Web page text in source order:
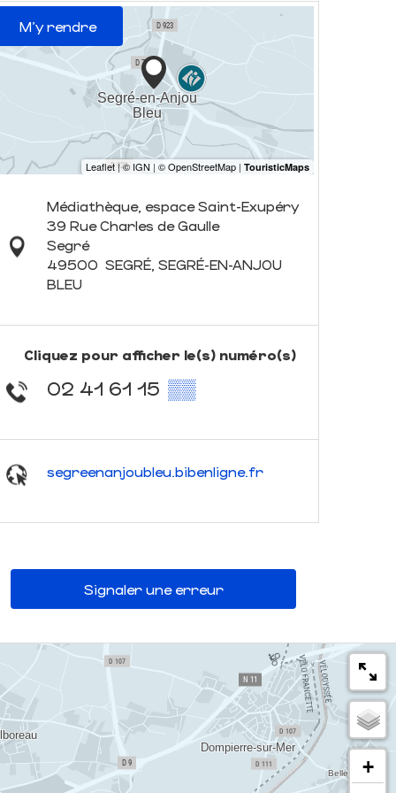
M'y rendre
Médiathèque, espace Saint-Exupéry
39 Rue Charles de Gaulle
Segré
49500 SEGRÉ, SEGRÉ-EN-ANJOU
BLEU
Cliquez pour afficher le(s) numéro(s)
02 41 61 15 ▒▒
segreenanjoubleu.bibenligne.fr
Signaler une erreur
+